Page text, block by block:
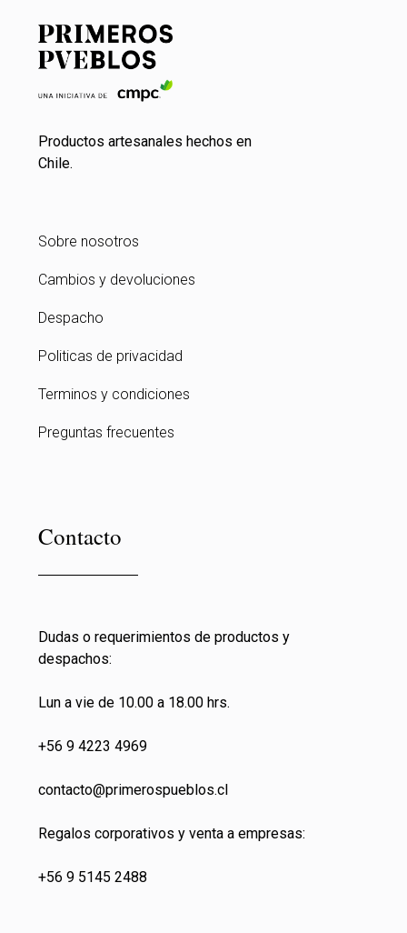
Productos artesanales hechos en
Chile.
Sobre nosotros
Cambios y devoluciones
Despacho
Politicas de privacidad
Terminos y condiciones
Preguntas frecuentes
Contacto
Dudas o requerimientos de productos y
despachos:
Lun a vie de 10.00 a 18.00 hrs.
+56 9 4223 4969
contacto@primerospueblos.cl
Regalos corporativos y venta a empresas:
+56 9 5145 2488